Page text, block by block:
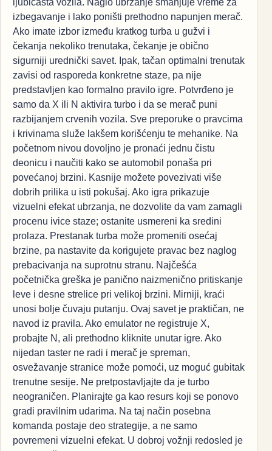
izbegavanje i lako poništi prethodno napunjen merač.
Ako imate izbor između kratkog turba u gužvi i
čekanja nekoliko trenutaka, čekanje je obično
sigurniji urednički savet. Ipak, tačan optimalni trenutak
zavisi od rasporeda konkretne staze, pa nije
predstavljen kao formalno pravilo igre. Potvrđeno je
samo da X ili N aktivira turbo i da se merač puni
razbijanjem crvenih vozila. Sve preporuke o pravcima
i krivinama služe lakšem korišćenju te mehanike. Na
početnom nivou dovoljno je pronaći jednu čistu
deonicu i naučiti kako se automobil ponaša pri
povećanoj brzini. Kasnije možete povezivati više
dobrih prilika u isti pokušaj. Ako igra prikazuje
vizuelni efekat ubrzanja, ne dozvolite da vam zamagli
procenu ivice staze; ostanite usmereni ka sredini
prolaza. Prestanak turba može promeniti osećaj
brzine, pa nastavite da korigujete pravac bez naglog
prebacivanja na suprotnu stranu. Najčešća
početnička greška je panično naizmenično pritiskanje
leve i desne strelice pri velikoj brzini. Mirniji, kraći
unosi bolje čuvaju putanju. Ovaj savet je praktičan, ne
navod iz pravila. Ako emulator ne registruje X,
probajte N, ali prethodno kliknite unutar igre. Ako
nijedan taster ne radi i merač je spreman,
osvežavanje stranice može pomoći, uz moguć gubitak
trenutne sesije. Ne pretpostavljajte da je turbo
neograničen. Planirajte ga kao resurs koji se ponovo
gradi pravilnim udarima. Na taj način posebna
komanda postaje deo strategije, a ne samo
povremeni vizuelni efekat. U dobroj vožnji redosled je